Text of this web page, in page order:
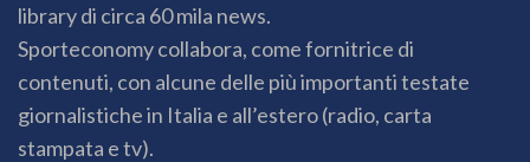
library di circa 60 mila news.
Sporteconomy collabora, come fornitrice di
contenuti, con alcune delle più importanti testate
giornalistiche in Italia e all’estero (radio, carta
stampata e tv).